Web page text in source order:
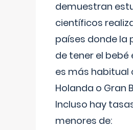
demuestran
científicos
países donde la
de tener el bebé
es más habitual
Holanda o Gran
Incluso hay
menores de: